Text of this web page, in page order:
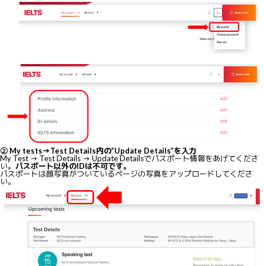
② My tests→Test Details内の”Update Details”を入力
My Test → Test Details → Update Detailsでパスポート情報をあげてくださ
い。 パスポート以外のIDは不可です。
パスポートは顔写真がついているページの写真をアップロードしてくださ
い。